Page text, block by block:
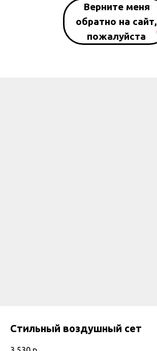
Верните меня
обратно на сайт,
пожалуйста
Стильный воздушный сет